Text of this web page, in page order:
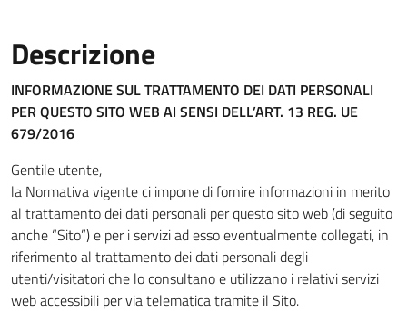
Descrizione
INFORMAZIONE SUL TRATTAMENTO DEI DATI PERSONALI
PER QUESTO SITO WEB AI SENSI DELL’ART. 13 REG. UE
679/2016
Gentile utente,
la Normativa vigente ci impone di fornire informazioni in merito
al trattamento dei dati personali per questo sito web (di seguito
anche “Sito”) e per i servizi ad esso eventualmente collegati, in
riferimento al trattamento dei dati personali degli
utenti/visitatori che lo consultano e utilizzano i relativi servizi
web accessibili per via telematica tramite il Sito.